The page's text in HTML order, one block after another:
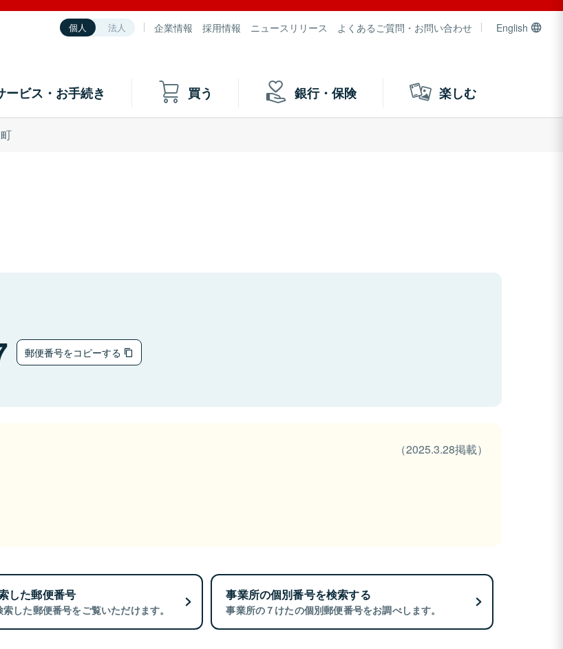
個人 法人 企業情報 採用情報 ニュースリリース よくあるご質問・お問い合わせ English
ービス・お手続き 買う 銀行・保険 楽しむ
郵便番号をコピーする
（2025.3.28掲載）
した郵便番号
した郵便番号をご覧いただけます。
事業所の個別番号を検索する
事業所の７けたの個別郵便番号をお調べします。